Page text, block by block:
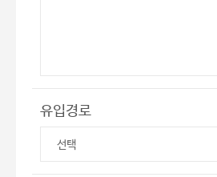
유입경로